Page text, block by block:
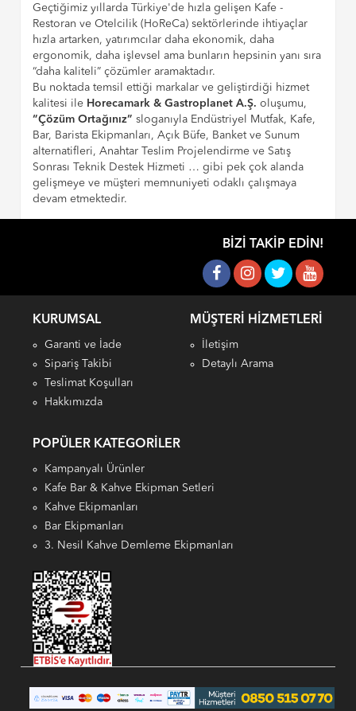
Geçtiğimiz yıllarda Türkiye'de hızla gelişen Kafe -
Restoran ve Otelcilik (HoReCa) sektörlerinde ihtiyaçlar
hızla artarken, yatırımcılar daha ekonomik, daha
ergonomik, daha işlevsel ama bunların hepsinin yanı sıra
“daha kaliteli” çözümler aramaktadır.
Bu noktada temsil ettiği markalar ve geliştirdiği hizmet
kalitesi ile Horecamark & Gastroplanet A.Ş. oluşumu,
“Çözüm Ortağınız” sloganıyla Endüstriyel Mutfak, Kafe,
Bar, Barista Ekipmanları, Açık Büfe, Banket ve Sunum
alternatifleri, Anahtar Teslim Projelendirme ve Satış
Sonrası Teknik Destek Hizmeti … gibi pek çok alanda
gelişmeye ve müşteri memnuniyeti odaklı çalışmaya
devam etmektedir.
BIZI TAKIP EDIN!
KURUMSAL
Garanti ve İade
Sipariş Takibi
Teslimat Koşulları
Hakkımızda
MÜŞTERI HIZMETLERI
İletişim
Detaylı Arama
POPÜLER KATEGORILER
Kampanyalı Ürünler
Kafe Bar & Kahve Ekipman Setleri
Kahve Ekipmanları
Bar Ekipmanları
3. Nesil Kahve Demleme Ekipmanları